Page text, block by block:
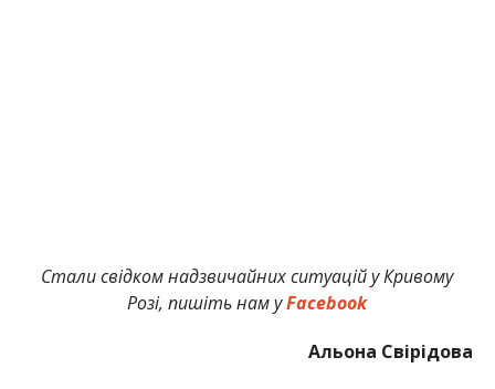
Стали свідком надзвичайних ситуацій у Кривому
Розі, пишіть нам уFacebook
Альона Свірідова